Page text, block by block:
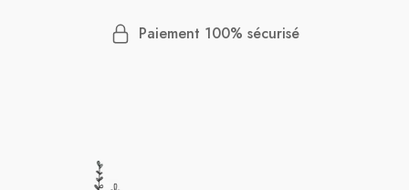
Paiement 100% sécurisé